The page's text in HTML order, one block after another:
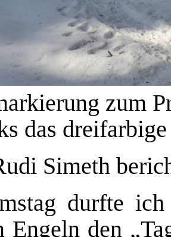
zum
das
Simeth
durfte
Engeln den